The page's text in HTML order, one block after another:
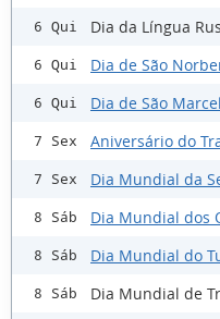
6 Qui Dia da Língua
6 Qui Dia de São
6 Qui Dia de São
7 Sex Aniversário do
7 Sex Dia Mundial da
8 Sáb Dia Mundial dos
8 Sáb Dia Mundial do
8 Sáb Dia Mundial de